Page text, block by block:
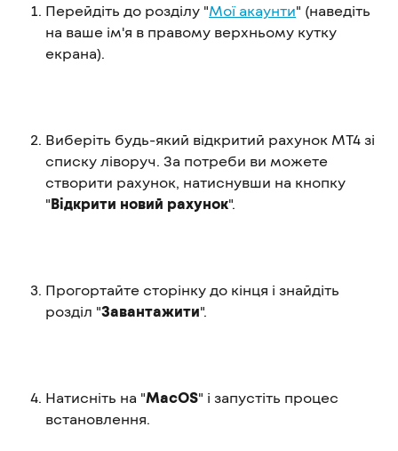
Перейдіть до розділу "Мої акаунти" (наведіть
на ваше ім'я в правому верхньому кутку
екрана).
Виберіть будь-який відкритий рахунок MT4 зі
списку ліворуч. За потреби ви можете
створити рахунок, натиснувши на кнопку
"Відкрити новий рахунок".
Прогортайте сторінку до кінця і знайдіть
розділ "Завантажити".
Натисніть на "MacOS" і запустіть процес
встановлення.